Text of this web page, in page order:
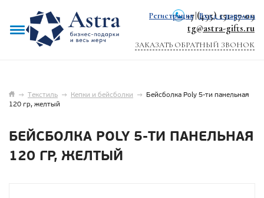
+7 (495) 151-57-09
tg@astra-gifts.ru
ЗАКАЗАТЬ ОБРАТНЫЙ ЗВОНОК
Регистрация Вход с паролем
→ Текстиль → Кепки и бейсболки → Бейсболка Poly 5-ти панельная
120 гр, желтый
БЕЙСБОЛКА POLY 5-ТИ ПАНЕЛЬНАЯ
120 ГР, ЖЕЛТЫЙ